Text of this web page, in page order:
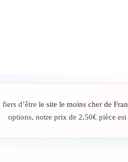
d’être le site le moins cher de
options, notre prix de 2,50€ pièce